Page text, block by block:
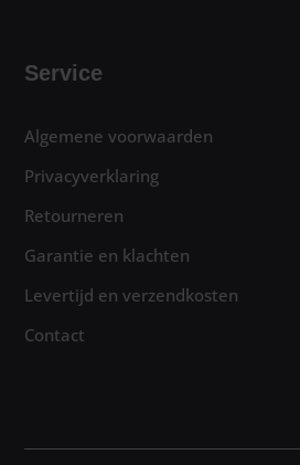
Service
Algemene voorwaarden
Privacyverklaring
Retourneren
Garantie en klachten
Levertijd en verzendkosten
Contact